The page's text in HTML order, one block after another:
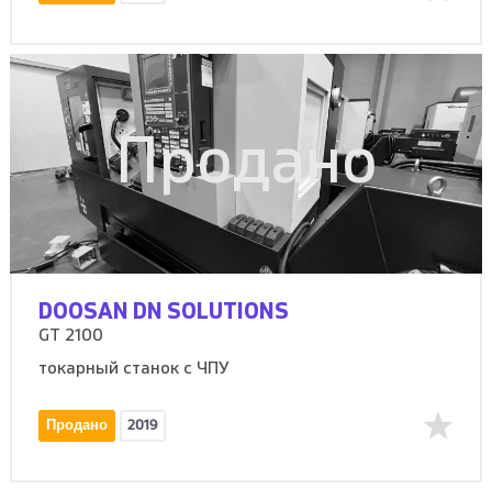
Продано
DOOSAN DN SOLUTIONS
GT 2100
токарный станок с ЧПУ
Продано 2019